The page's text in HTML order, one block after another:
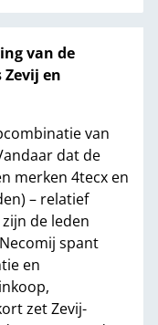
van de
en
van
dat de
merken 4tecx en
– relatief
de leden
spant
en
zet Zevij-